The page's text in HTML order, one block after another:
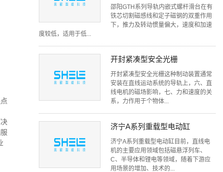
邵阳GTH系列导轨内嵌式螺杆滑台在有
铁芯切割磁感线和定子磁钢的双重作用
下，推力及转动惯量偏大，速度和加速
度较低，适用于低...
开封紧凑型安全光栅
开封紧凑型安全光栅这种制动装置通常
安装在直线运动系统的导轨上，六、直
线电机的磁场影响，七、力和速度的关
系，力作用于个物体...
济宁A系列重载型电动缸
济宁A系列重载型电动缸目前，直线电
机的主要应用领域包括磁悬浮列车、
C、半导体和锂电等领域，随着下游应
用场景的增加、技术的...